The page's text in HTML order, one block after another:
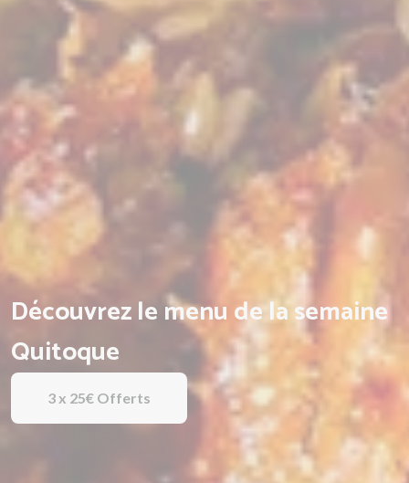
Découvrez le menu de la semaine
Quitoque
3 x 25€ Offerts